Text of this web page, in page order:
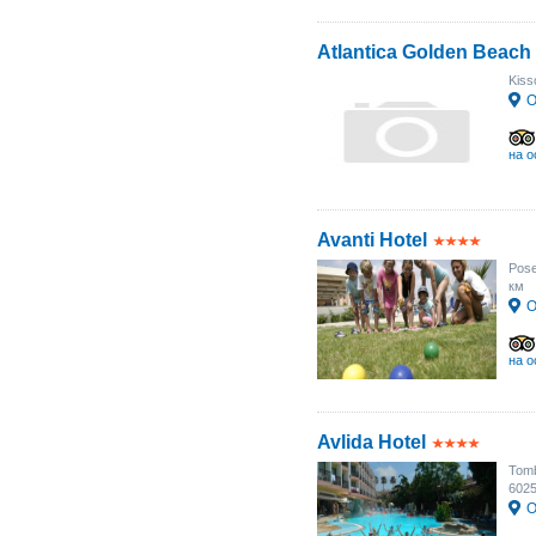
Atlantica Golden Beach
на
Avanti Hotel
км
на
Avlida Hotel